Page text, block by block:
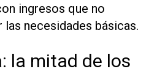
ingresos que no
las necesidades básicas.
la mitad de los